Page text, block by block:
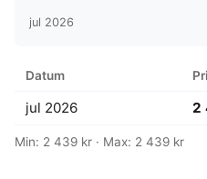
jul 2026
Datum
jul 2026 2
Min: 2 439 kr · Max: 2 439 kr